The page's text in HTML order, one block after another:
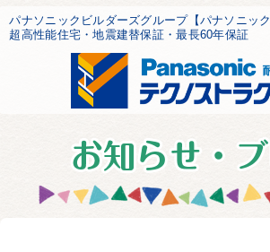
パナソニックビルダーズグループ【パナソニック
超高性能住宅・地震建替保証・最長60年保証